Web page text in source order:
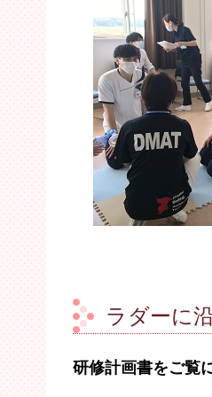
ラダーに
研修計画書をご覧